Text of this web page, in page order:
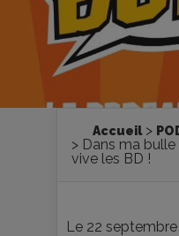
Accueil
Dans ma bulle
vive les BD !
Le 22